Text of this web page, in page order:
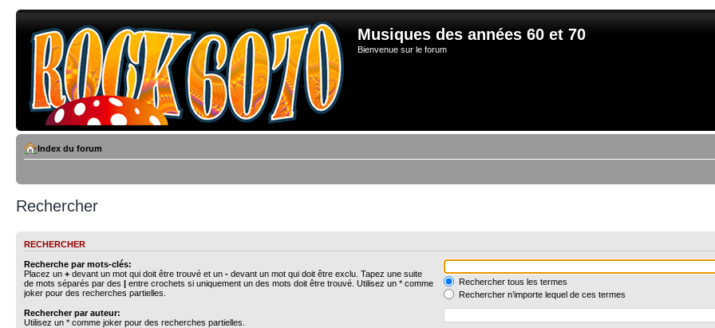
Musiques des années 60 et 70
Bienvenue sur le forum
Index du forum
Rechercher
RECHERCHER
Recherche par mots-clés:
Placez un + devant un mot qui doit être trouvé et un - devant un mot qui doit être exclu. Tapez une suite
de mots séparés par des | entre crochets si uniquement un des mots doit être trouvé. Utilisez un * comme
joker pour des recherches partielles.
Rechercher tous les termes
Rechercher n’importe lequel de ces termes
Rechercher par auteur:
Utilisez un * comme joker pour des recherches partielles.